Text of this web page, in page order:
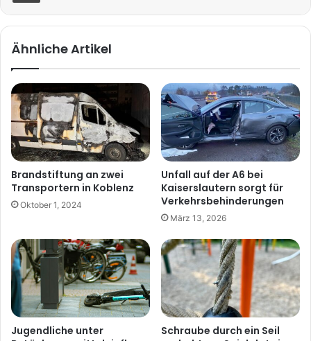
Ähnliche Artikel
Brandstiftung an zwei
Transportern in Koblenz
Oktober 1, 2024
Unfall auf der A6 bei
Kaiserslautern sorgt für
Verkehrsbehinderungen
März 13, 2026
Jugendliche unter
Schraube durch ein Seil